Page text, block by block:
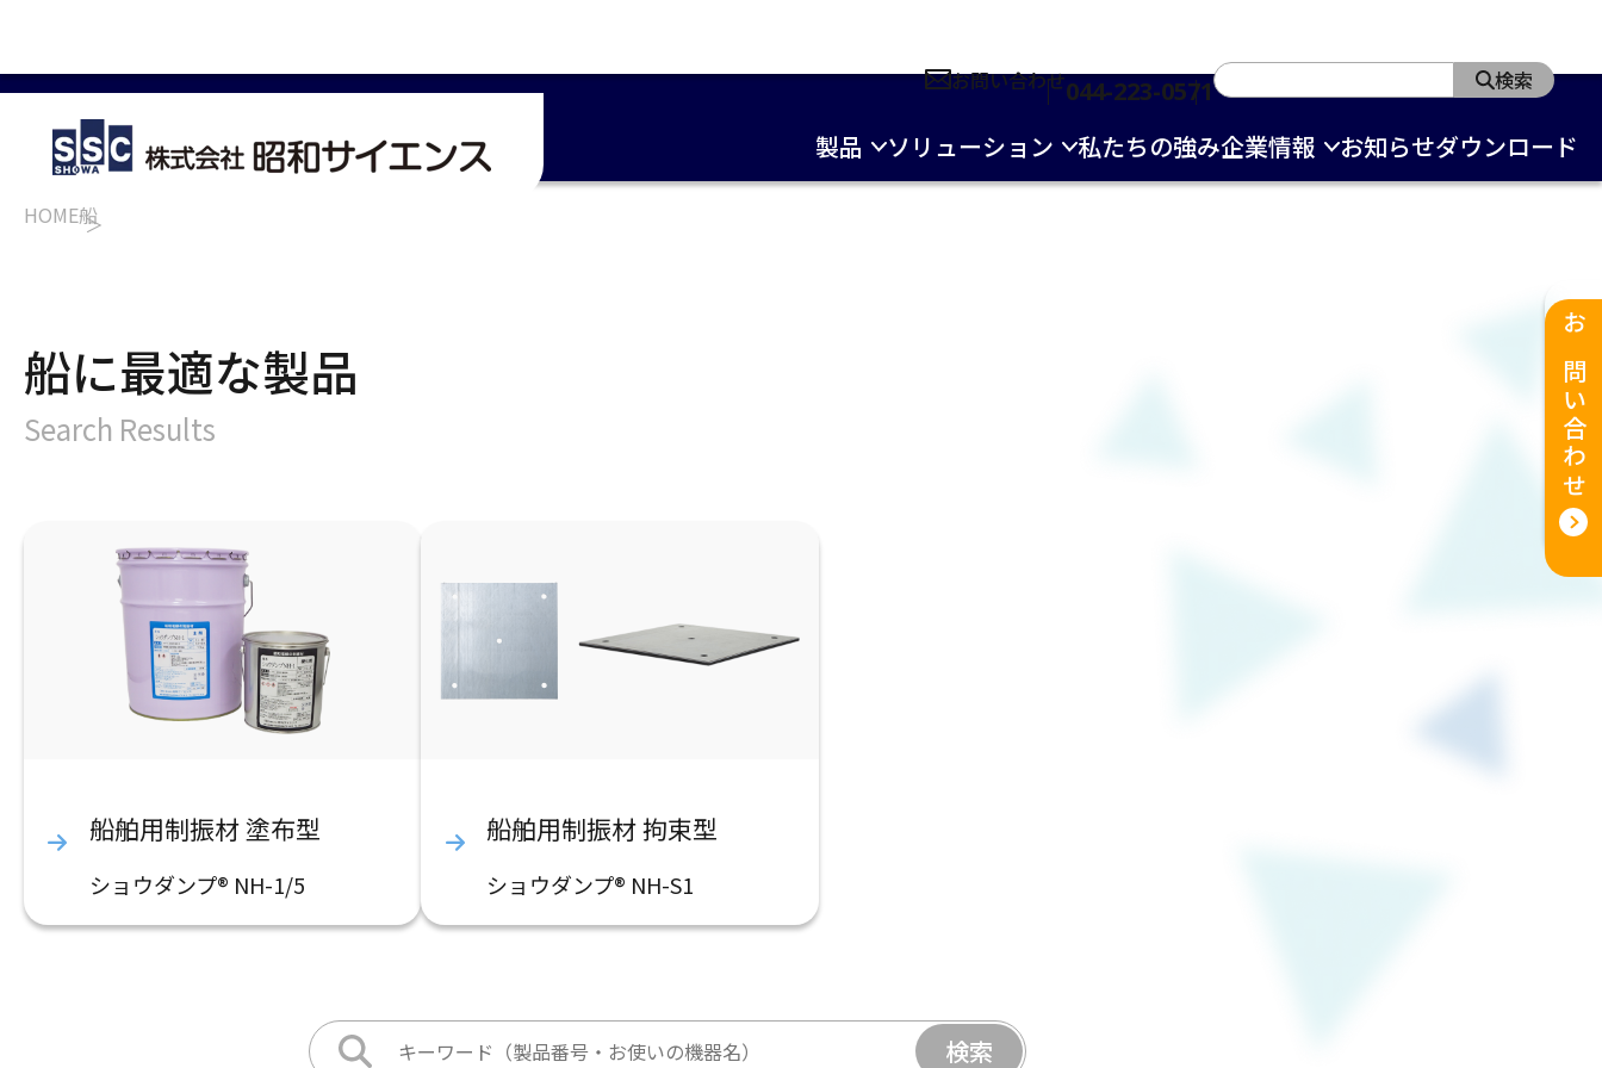
お問い合わせ044-223-0571 検索
製品 ソリューション 私たちの強み企業情報 お知らせダウンロード
HOME船
船に最適な製品
Search Results
船舶用制振材 塗布型
ショウダンプ® NH-1/5
船舶用制振材 拘束型
ショウダンプ® NH-S1
検索
お問い合わせ